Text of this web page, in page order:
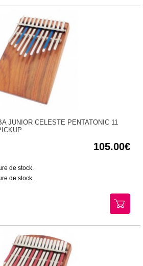
JUNIOR CELESTE PENTATONIC 11
105.00
de stock.
de stock.